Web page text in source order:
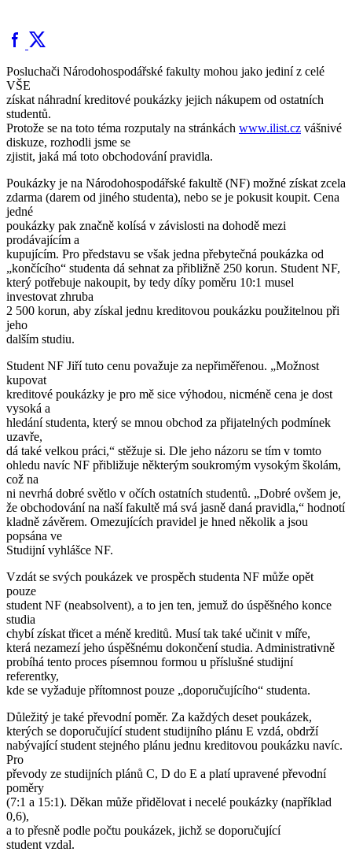
Posluchači Národohospodářské fakulty mohou jako jediní z celé
VŠE
získat náhradní kreditové poukázky jejich nákupem od ostatních
studentů.
Protože se na toto téma rozputaly na stránkách www.ilist.cz vášnivé
diskuze, rozhodli jsme se
zjistit, jaká má toto obchodování pravidla.
Poukázky je na Národohospodářské fakultě (NF) možné získat zcela
zdarma (darem od jiného studenta), nebo se je pokusit koupit. Cena
jedné
poukázky pak značně kolísá v závislosti na dohodě mezi
prodávajícím a
kupujícím. Pro představu se však jedna přebytečná poukázka od
„končícího“ studenta dá sehnat za přibližně 250 korun. Student NF,
který potřebuje nakoupit, by tedy díky poměru 10:1 musel
investovat zhruba
2 500 korun, aby získal jednu kreditovou poukázku použitelnou při
jeho
dalším studiu.
Student NF Jiří tuto cenu považuje za nepřiměřenou. „Možnost
kupovat
kreditové poukázky je pro mě sice výhodou, nicméně cena je dost
vysoká a
hledání studenta, který se mnou obchod za přijatelných podmínek
uzavře,
dá také velkou práci,“ stěžuje si. Dle jeho názoru se tím v tomto
ohledu navíc NF přibližuje některým soukromým vysokým školám,
což na
ni nevrhá dobré světlo v očích ostatních studentů. „Dobré ovšem je,
že obchodování na naší fakultě má svá jasně daná pravidla,“ hodnotí
kladně závěrem. Omezujících pravidel je hned několik a jsou
popsána ve
Studijní vyhlášce NF.
Vzdát se svých poukázek ve prospěch studenta NF může opět
pouze
student NF (neabsolvent), a to jen ten, jemuž do úspěšného konce
studia
chybí získat třicet a méně kreditů. Musí tak také učinit v míře,
která nezamezí jeho úspěšnému dokončení studia. Administrativně
probíhá tento proces písemnou formou u příslušné studijní
referentky,
kde se vyžaduje přítomnost pouze „doporučujícího“ studenta.
Důležitý je také převodní poměr. Za každých deset poukázek,
kterých se doporučující student studijního plánu E vzdá, obdrží
nabývající student stejného plánu jednu kreditovou poukázku navíc.
Pro
převody ze studijních plánů C, D do E a platí upravené převodní
poměry
(7:1 a 15:1). Děkan může přidělovat i necelé poukázky (například
0,6),
a to přesně podle počtu poukázek, jichž se doporučující
student vzdal.